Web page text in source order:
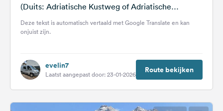
(Duits: Adriatische Kustweg of Adriatische
Magistrale), ook bekend als de Jadranska turistička
cesta (Duits: Adriatische Toeristenweg),...
Deze tekst is automatisch vertaald met Google Translate en kan
onjuist zijn.
evelin7
Laatst aangepast door: 23-01-2026 Route bekijken